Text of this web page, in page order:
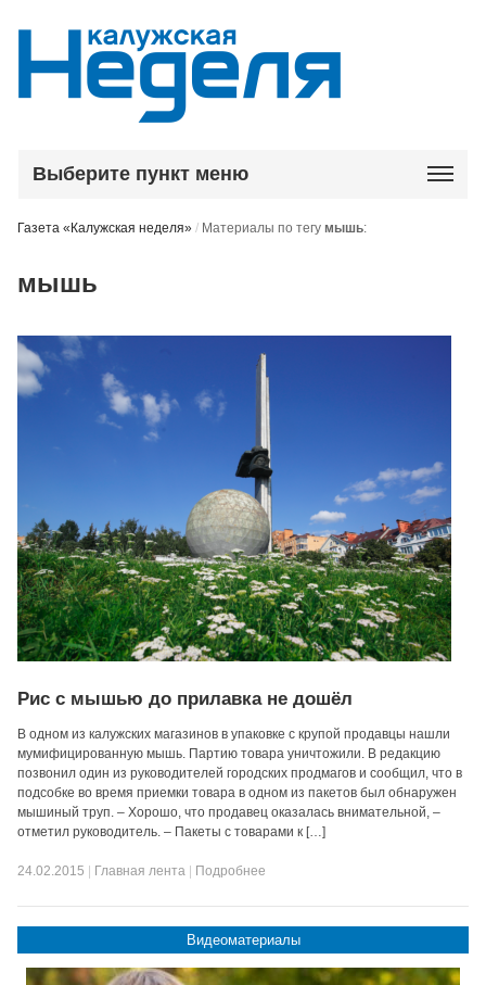
Выберите пункт меню
Газета «Калужская неделя» / Материалы по тегумышь:
мышь
Рис с мышью до прилавка не дошёл
В одном из калужских магазинов в упаковке с крупой продавцы нашли
мумифицированную мышь. Партию товара уничтожили. В редакцию
позвонил один из руководителей городских продмагов и сообщил, что в
подсобке во время приемки товара в одном из пакетов был обнаружен
мышиный труп. – Хорошо, что продавец оказалась внимательной, –
отметил руководитель. – Пакеты с товарами к […]
24.02.2015 Главная лента Подробнее
Видеоматериалы